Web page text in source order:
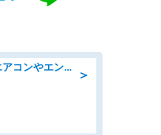
＞
自動車工場で働こう!カーエアコンやエンジンの製造・加工業務/寮完備 denso aichi